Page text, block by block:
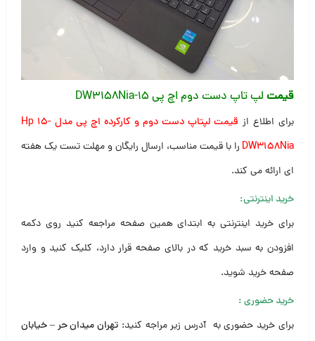
قیمت لپ تاپ دست دوم اچ پی ۱۵-DW3158Nia
برای اطلاع از
قیمت لپتاپ دست دوم و کارکرده اچ پی مدل Hp 15-
DW3158Nia را با قیمت مناسب، ارسال رایگان و مهلت تست یک هفته
ای ارائه می کند.
خرید اینترنتی:
برای خرید اینترنتی به ابتدای همین صفحه مراجعه کنید روی دکمه
افزودن به سبد خرید که در بالای صفحه قرار دارد، کلیک کنید و وارد
صفحه خرید شوید.
خرید حضوری:
برای خرید حضوری به آدرس زیر مراجه کنید: تهران میدان حر – خیابان